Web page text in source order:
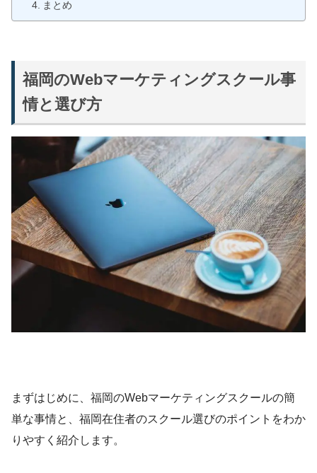
まとめ
福岡のWebマーケティングスクール事
情と選び方
まずはじめに、福岡のWebマーケティングスクールの簡
単な事情と、福岡在住者のスクール選びのポイントをわか
りやすく紹介します。